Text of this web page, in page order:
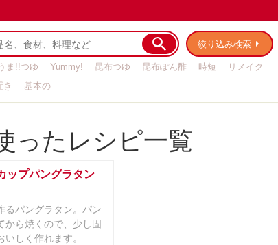
絞り込み検索
ま!!つゆ Yummy! 昆布つゆ 昆布ぽん酢 時短
リメイク
き
基本の
ったレシピ一覧
ップパングラタン
るパングラタン。パン
から焼くので、少し固
しく作れます。